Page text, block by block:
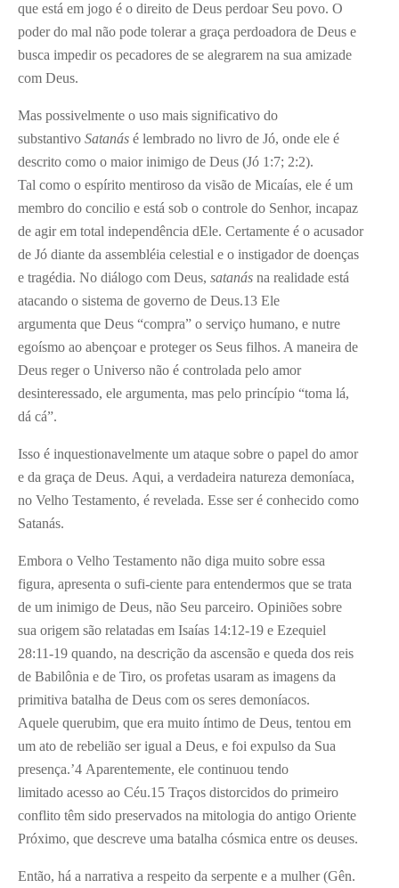
que está em jogo é o direito de Deus perdoar Seu povo. O
poder do mal não pode tolerar a graça perdoadora de Deus e
busca impedir os pecadores de se alegrarem na sua amizade
com Deus.
Mas possivelmente o uso mais significativo do
substantivo Satanás é lembrado no livro de Jó, onde ele é
descrito como o maior inimigo de Deus (Jó 1:7; 2:2).
Tal como o espírito mentiroso da visão de Micaías, ele é um
membro do concilio e está sob o controle do Senhor, incapaz
de agir em total independência dEle. Certamente é o acusador
de Jó diante da assembléia celestial e o instigador de doenças
e tragédia. No diálogo com Deus, satanás na realidade está
atacando o sistema de governo de Deus.13 Ele
argumenta que Deus “compra” o serviço humano, e nutre
egoísmo ao abençoar e proteger os Seus filhos. A maneira de
Deus reger o Universo não é controlada pelo amor
desinteressado, ele argumenta, mas pelo princípio “toma lá,
dá cá”.
Isso é inquestionavelmente um ataque sobre o papel do amor
e da graça de Deus. Aqui, a verdadeira natureza demoníaca,
no Velho Testamento, é revelada. Esse ser é conhecido como
Satanás.
Embora o Velho Testamento não diga muito sobre essa
figura, apresenta o sufi-ciente para entendermos que se trata
de um inimigo de Deus, não Seu parceiro. Opiniões sobre
sua origem são relatadas em Isaías 14:12-19 e Ezequiel
28:11-19 quando, na descrição da ascensão e queda dos reis
de Babilônia e de Tiro, os profetas usaram as imagens da
primitiva batalha de Deus com os seres demoníacos.
Aquele querubim, que era muito íntimo de Deus, tentou em
um ato de rebelião ser igual a Deus, e foi expulso da Sua
presença.’4 Aparentemente, ele continuou tendo
limitado acesso ao Céu.15 Traços distorcidos do primeiro
conflito têm sido preservados na mitologia do antigo Oriente
Próximo, que descreve uma batalha cósmica entre os deuses.
Então, há a narrativa a respeito da serpente e a mulher (Gên.